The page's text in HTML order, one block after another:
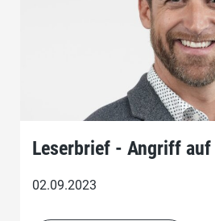
Leserbrief - Angriff auf
02.09.2023